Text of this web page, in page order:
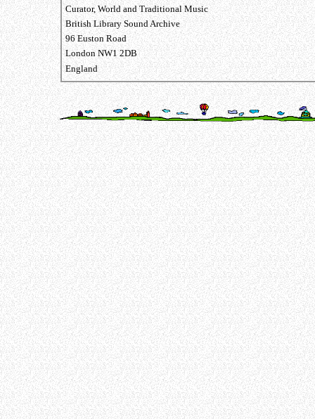
Curator, World and Traditional Music
British Library Sound Archive
96 Euston Road
London NW1 2DB
England